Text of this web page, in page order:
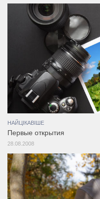
НАЙЦІКАВІШЕ
Первые открытия
28.08.2008